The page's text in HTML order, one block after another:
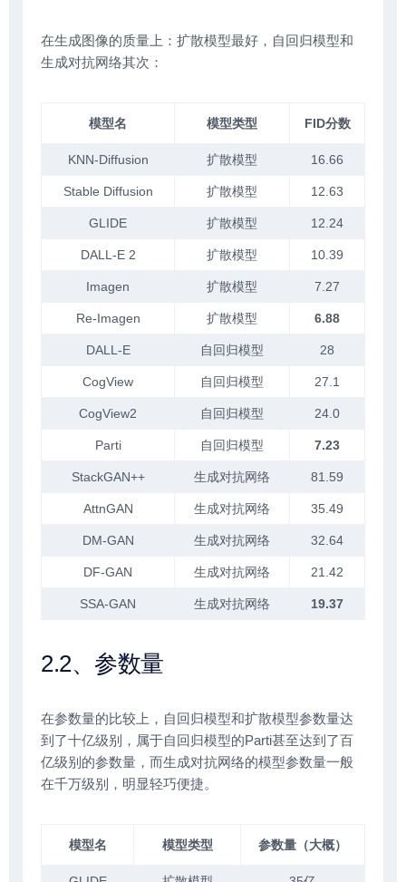
在生成图像的质量上：扩散模型最好，自回归模型和
生成对抗网络其次：
模型名 模型类型 FID分数
KNN-Diffusion 扩散模型 16.66
Stable Diffusion 扩散模型 12.63
GLIDE 扩散模型 12.24
DALL-E 2 扩散模型 10.39
Imagen 扩散模型 7.27
Re-Imagen 扩散模型 6.88
DALL-E 自回归模型 28
CogView 自回归模型 27.1
CogView2 自回归模型 24.0
Parti 自回归模型 7.23
StackGAN++ 生成对抗网络 81.59
AttnGAN 生成对抗网络 35.49
DM-GAN 生成对抗网络 32.64
DF-GAN 生成对抗网络 21.42
SSA-GAN 生成对抗网络 19.37
2.2、参数量
在参数量的比较上，自回归模型和扩散模型参数量达
到了十亿级别，属于自回归模型的Parti甚至达到了百
亿级别的参数量，而生成对抗网络的模型参数量一般
在千万级别，明显轻巧便捷。
模型名 模型类型 参数量（大概）